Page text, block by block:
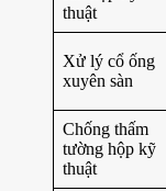
thuật
Xử lý cổ ống
xuyên sàn
Chống thấm
tường hộp kỹ
thuật